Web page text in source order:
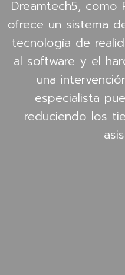
Dreamtech5, como
ofrece un sistema
tecnología de
al software y el
una
especialista
reduciendo los